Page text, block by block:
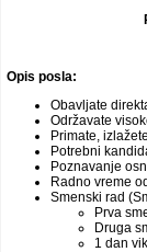
Opis posla:
Obavljate
Održavate
Primate,
Potrebni
Poznavanje
Radno vreme
Smenski rad
Prva
Druga
1 dan